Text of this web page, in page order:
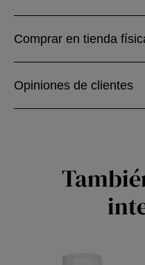
Comprar en tienda
Opiniones de clientes